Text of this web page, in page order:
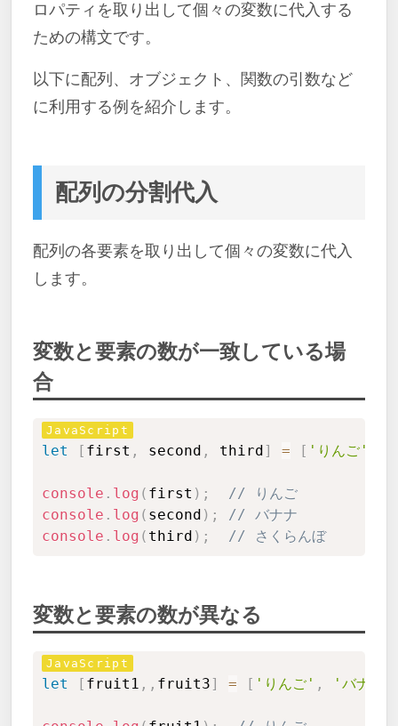
ロパティを取り出して個々の変数に代入する
ための構文です。
以下に配列、オブジェクト、関数の引数など
に利用する例を紹介します。
配列の分割代入
配列の各要素を取り出して個々の変数に代入
します。
変数と要素の数が一致している場
合
let [ first , second , third] = [ 'りんご'
console . log ( first ) ;
// りんご
console . log ( second ) ;
// バナナ
console . log ( third ) ; // さくらんぼ
変数と要素の数が異なる
let [ fruit1 , , fruit3] = [ 'りんご' , 'バナナ'